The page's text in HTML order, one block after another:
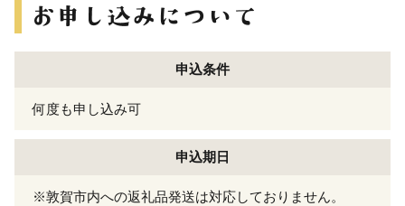
申込条件
何度も申し込み可
申込期日
※敦賀市内への返礼品発送は対応しておりません。